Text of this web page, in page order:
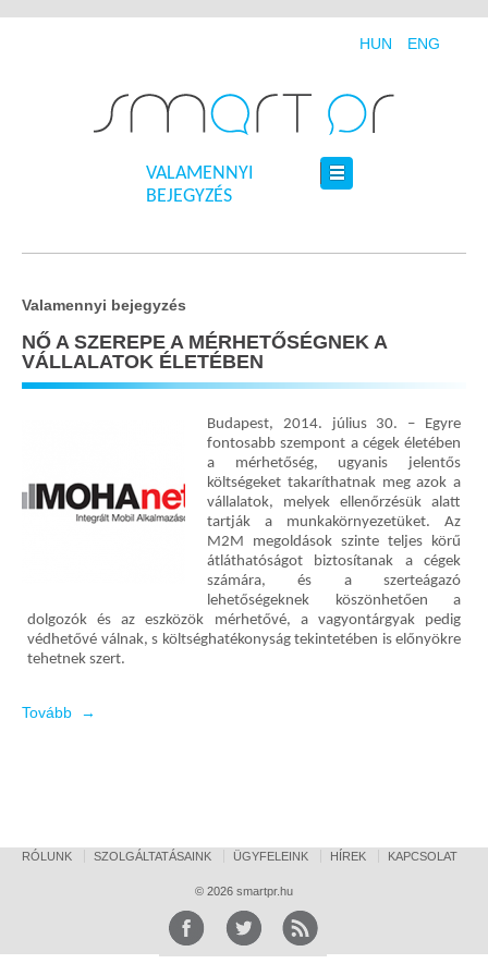
HUN ENG
VALAMENNYI
BEJEGYZÉS
Valamennyi bejegyzés
NŐ A SZEREPE A MÉRHETŐSÉGNEK A
VÁLLALATOK ÉLETÉBEN
Budapest, 2014. július 30. – Egyre
fontosabb szempont a cégek életében
a mérhetőség, ugyanis jelentős
költségeket takaríthatnak meg azok a
vállalatok, melyek ellenőrzésük alatt
tartják a munkakörnyezetüket. Az
M2M megoldások szinte teljes körű
átláthatóságot biztosítanak a cégek
számára, és a szerteágazó
lehetőségeknek köszönhetően a
dolgozók és az eszközök mérhetővé, a vagyontárgyak pedig
védhetővé válnak, s költséghatékonyság tekintetében is előnyökre
tehetnek szert.
Tovább →
RÓLUNK SZOLGÁLTATÁSAINK ÜGYFELEINK HÍREK KAPCSOLAT
© 2026 smartpr.hu